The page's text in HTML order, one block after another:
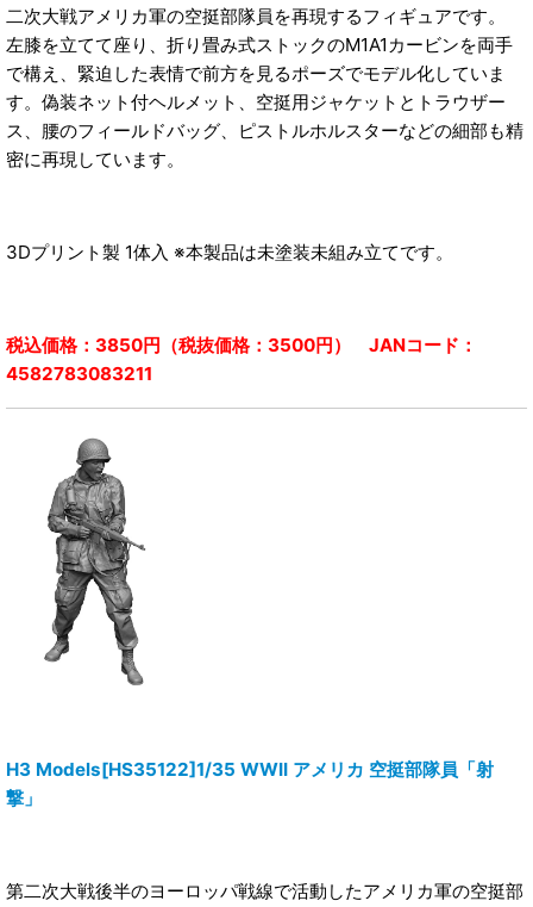
二次大戦アメリカ軍の空挺部隊員を再現するフィギュアです。
左膝を立てて座り、折り畳み式ストックのM1A1カービンを両手
で構え、緊迫した表情で前方を見るポーズでモデル化していま
す。偽装ネット付ヘルメット、空挺用ジャケットとトラウザー
ス、腰のフィールドバッグ、ピストルホルスターなどの細部も精
密に再現しています。
3Dプリント製 1体入 ※本製品は未塗装未組み立てです。
税込価格：3850円（税抜価格：3500円） JANコード：
4582783083211
H3 Models[HS35122]1/35 WWII アメリカ 空挺部隊員「射
撃」
第二次大戦後半のヨーロッパ戦線で活動したアメリカ軍の空挺部